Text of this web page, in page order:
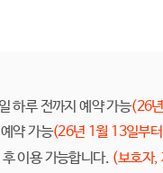
하루 전까지 예약 가능(26
약 가능(26년 1월 13일부
이용 가능합니다. (보호자,